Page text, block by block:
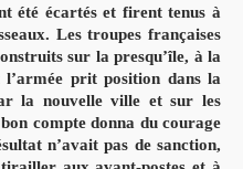
été écartés et firent tenus à
Les troupes françaises
sur la presqu’île, à la
l’armée prit position dans la
la nouvelle ville et sur les
compte donna du courage
n’avait pas de sanction,